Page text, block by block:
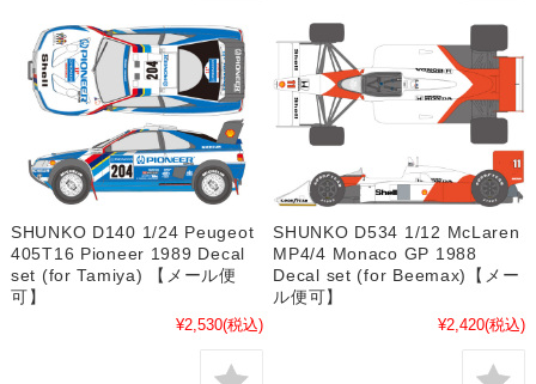
SHUNKO D140 1/24 Peugeot
405T16 Pioneer 1989 Decal
set (for Tamiya) 【メール便
可】
¥2,530(税込)
SHUNKO D534 1/12 McLaren
MP4/4 Monaco GP 1988
Decal set (for Beemax)【メー
ル便可】
¥2,420(税込)